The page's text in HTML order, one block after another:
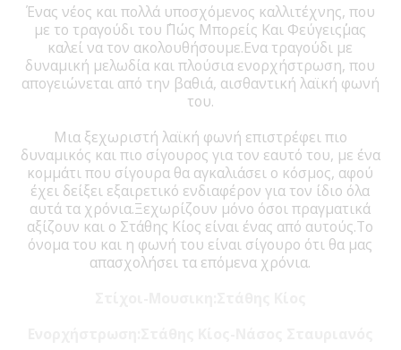
Ένας νέος και πολλά υποσχόμενος καλλιτέχνης, που
με το τραγούδι του ΄΄Πώς Μπορείς Και Φεύγεις΄΄μας
καλεί να τον ακολουθήσουμε.Ενα τραγούδι με
δυναμική μελωδία και πλούσια ενορχήστρωση, που
απογειώνεται από την βαθιά, αισθαντική λαϊκή φωνή
του.
Μια ξεχωριστή λαϊκή φωνή επιστρέφει πιο
δυναμικός και πιο σίγουρος για τον εαυτό του, με ένα
κομμάτι που σίγουρα θα αγκαλιάσει ο κόσμος, αφού
έχει δείξει εξαιρετικό ενδιαφέρον για τον ίδιο όλα
αυτά τα χρόνια.Ξεχωρίζουν μόνο όσοι πραγματικά
αξίζουν και ο Στάθης Κίος είναι ένας από αυτούς.Το
όνομα του και η φωνή του είναι σίγουρο ότι θα μας
απασχολήσει τα επόμενα χρόνια.